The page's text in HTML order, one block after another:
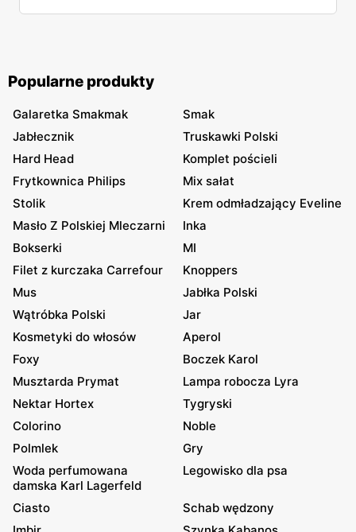
Popularne produkty
Galaretka Smakmak
Smak
Jabłecznik
Truskawki Polski
Hard Head
Komplet pościeli
Frytkownica Philips
Mix sałat
Stolik
Krem odmładzający Eveline
Masło Z Polskiej Mleczarni
Inka
Bokserki
MI
Filet z kurczaka Carrefour
Knoppers
Mus
Jabłka Polski
Wątróbka Polski
Jar
Kosmetyki do włosów
Aperol
Foxy
Boczek Karol
Musztarda Prymat
Lampa robocza Lyra
Nektar Hortex
Tygryski
Colorino
Noble
Polmlek
Gry
Woda perfumowana
damska Karl Lagerfeld
Legowisko dla psa
Ciasto
Schab wędzony